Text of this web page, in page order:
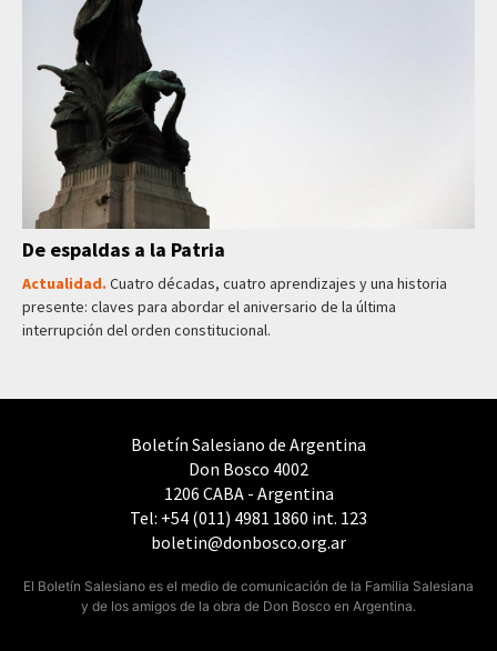
De espaldas a la Patria
Actualidad. Cuatro décadas, cuatro aprendizajes y una historia
presente: claves para abordar el aniversario de la última
interrupción del orden constitucional.
Boletín Salesiano de Argentina
Don Bosco 4002
1206 CABA - Argentina
Tel: +54 (011) 4981 1860 int. 123
boletin@donbosco.org.ar
El Boletín Salesiano es el medio de comunicación de la Familia Salesiana
y de los amigos de la obra de Don Bosco en Argentina.